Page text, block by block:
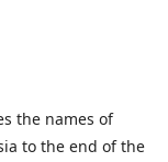
the names of
to the end of the